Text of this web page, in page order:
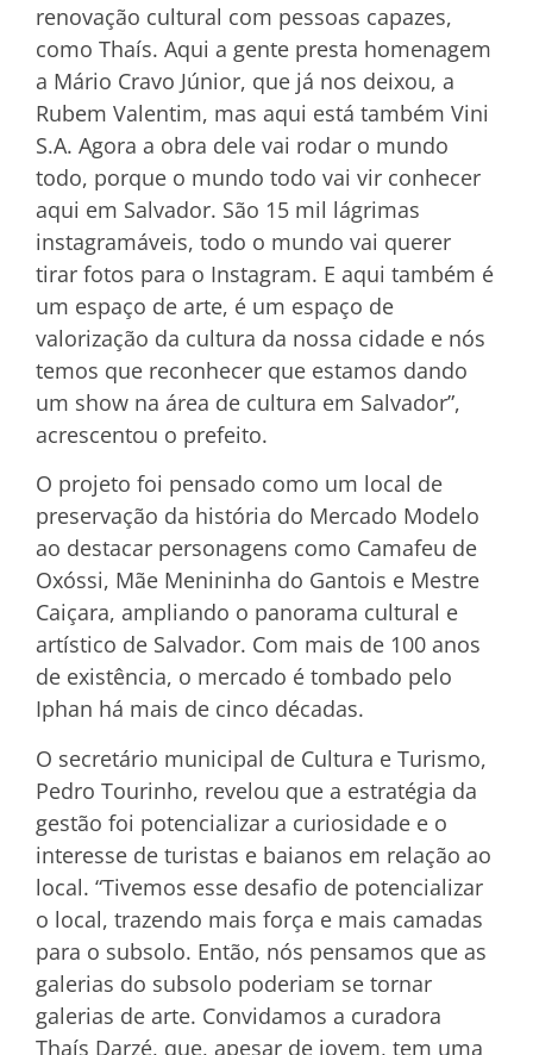
renovação cultural com pessoas capazes,
como Thaís. Aqui a gente presta homenagem
a Mário Cravo Júnior, que já nos deixou, a
Rubem Valentim, mas aqui está também Vini
S.A. Agora a obra dele vai rodar o mundo
todo, porque o mundo todo vai vir conhecer
aqui em Salvador. São 15 mil lágrimas
instagramáveis, todo o mundo vai querer
tirar fotos para o Instagram. E aqui também é
um espaço de arte, é um espaço de
valorização da cultura da nossa cidade e nós
temos que reconhecer que estamos dando
um show na área de cultura em Salvador”,
acrescentou o prefeito.
O projeto foi pensado como um local de
preservação da história do Mercado Modelo
ao destacar personagens como Camafeu de
Oxóssi, Mãe Menininha do Gantois e Mestre
Caiçara, ampliando o panorama cultural e
artístico de Salvador. Com mais de 100 anos
de existência, o mercado é tombado pelo
Iphan há mais de cinco décadas.
O secretário municipal de Cultura e Turismo,
Pedro Tourinho, revelou que a estratégia da
gestão foi potencializar a curiosidade e o
interesse de turistas e baianos em relação ao
local. “Tivemos esse desafio de potencializar
o local, trazendo mais força e mais camadas
para o subsolo. Então, nós pensamos que as
galerias do subsolo poderiam se tornar
galerias de arte. Convidamos a curadora
Thaís Darzé, que, apesar de jovem, tem uma